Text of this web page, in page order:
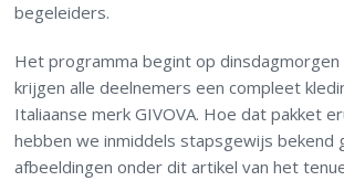
begeleiders.
Het programma begint op dinsdagmorgen
krijgen alle deelnemers een compleet
Italiaanse merk GIVOVA. Hoe dat pakket
hebben we inmiddels stapsgewijs bekend
afbeeldingen onder dit artikel van het